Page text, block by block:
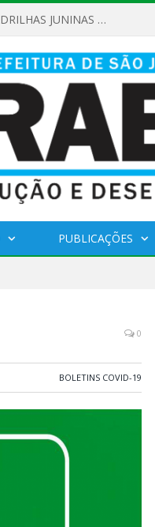
REGULAMENTO – V INTERMUNICIPAL DE QUADRILHAS JUNINAS 2026
PUBLICAÇÕES
0
BOLETINS COVID-19